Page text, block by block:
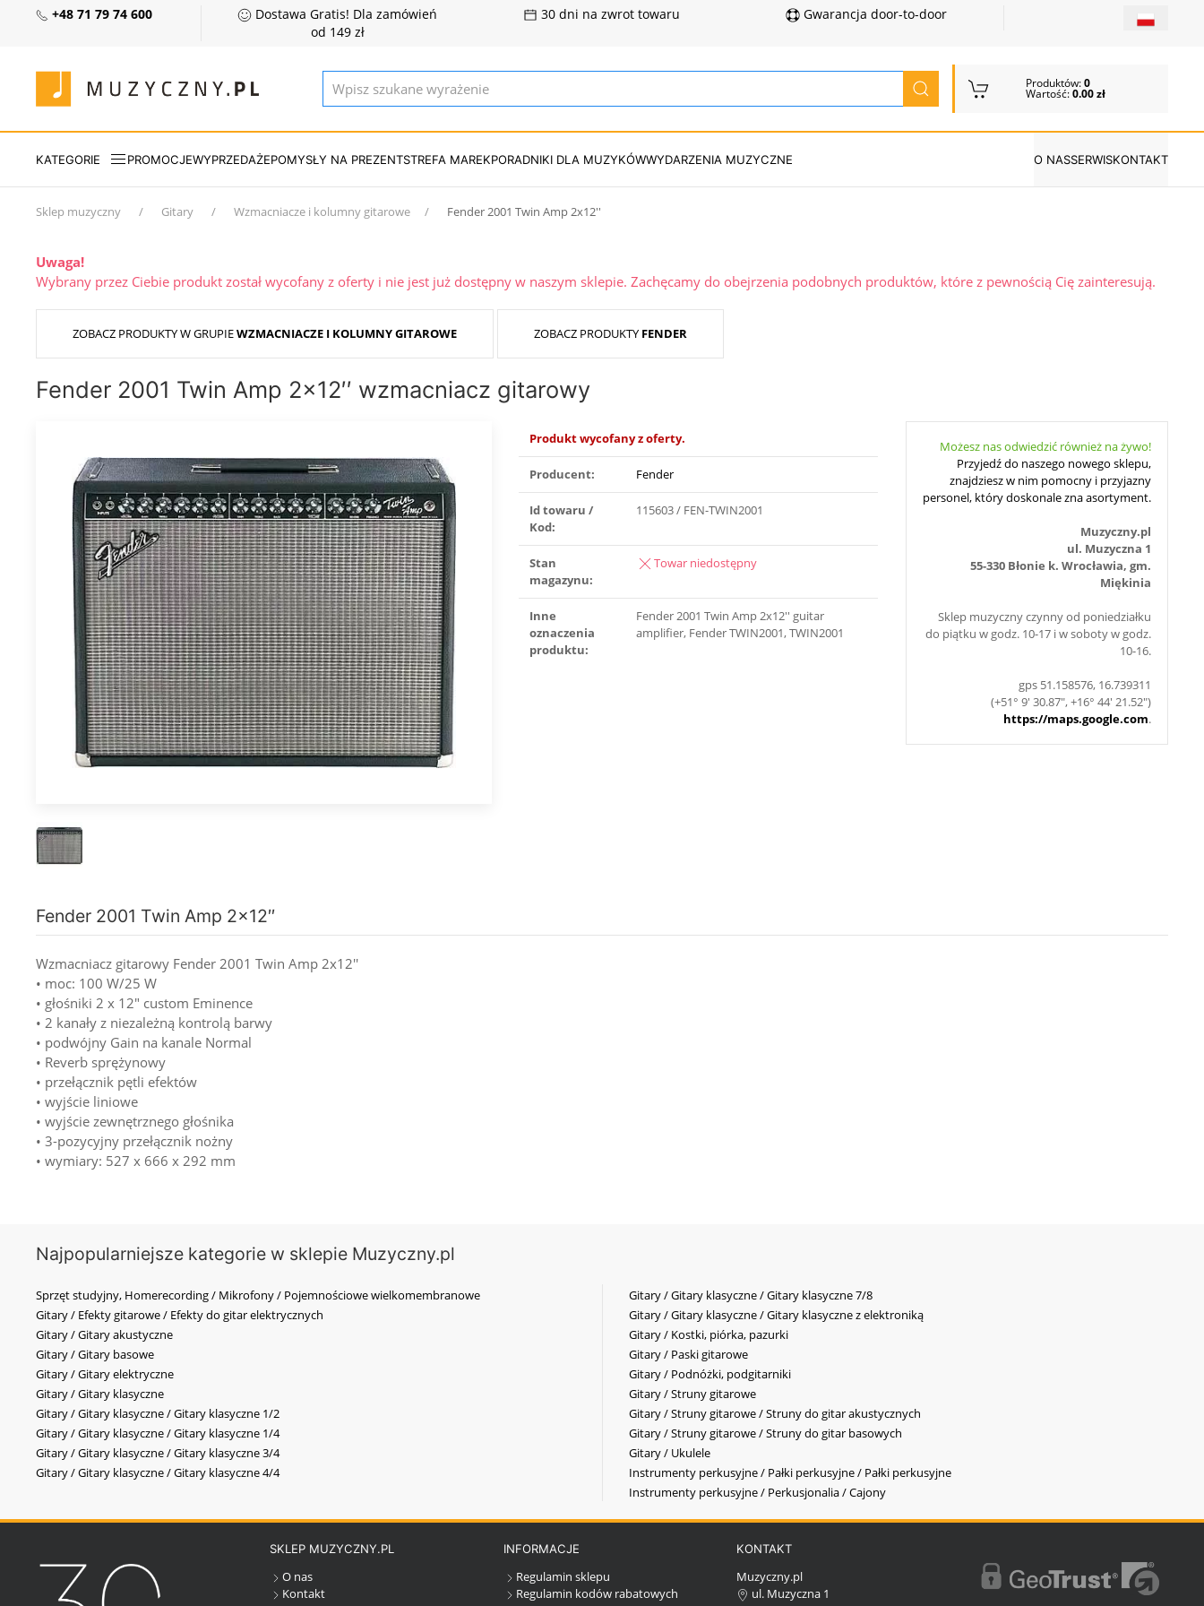
+48 71 79 74 600
Dostawa Gratis! Dla zamówień
od 149 zł
30 dni na zwrot towaru Gwarancja door-to-door
Produktów:0
Wartość:0.00 zł
KATEGORIE PROMOCJEWYPRZEDAŻEPOMYSŁY NA PREZENTSTREFA MAREKPORADNIKI DLA MUZYKÓWWYDARZENIA MUZYCZNE O NASSERWISKONTAKT
Sklep muzyczny Gitary Wzmacniacze i kolumny gitarowe Fender 2001 Twin Amp 2x12′′
Uwaga!
Wybrany przez Ciebie produkt został wycofany z oferty i nie jest już dostępny w naszym sklepie. Zachęcamy do obejrzenia podobnych produktów, które z pewnością Cię zainteresują.
ZOBACZ PRODUKTY W GRUPIEWZMACNIACZE I KOLUMNY GITAROWE ZOBACZ PRODUKTY FENDER
Fender 2001 Twin Amp 2x12′′ wzmacniacz gitarowy
Produkt wycofany z oferty.
Producent: Fender
Id towaru /
Kod:
115603 / FEN-TWIN2001
Stan
magazynu:
Towar niedostępny
Inne
oznaczenia
produktu:
Fender 2001 Twin Amp 2x12′′ guitar
amplifier, Fender TWIN2001, TWIN2001
Możesz nas odwiedzić również na żywo!
Przyjedź do naszego nowego sklepu,
znajdziesz w nim pomocny i przyjazny
personel, który doskonale zna asortyment.
Muzyczny.pl
ul. Muzyczna 1
55-330 Błonie k. Wrocławia, gm.
Miękinia
Sklep muzyczny czynny od poniedziałku
do piątku w godz. 10-17 i w soboty w godz.
10-16.
gps 51.158576, 16.739311
(+51° 9' 30.87", +16° 44' 21.52")
https://maps.google.com.
Fender 2001 Twin Amp 2x12′′
Wzmacniacz gitarowy Fender 2001 Twin Amp 2x12''
• moc: 100 W/25 W
• głośniki 2 x 12" custom Eminence
• 2 kanały z niezależną kontrolą barwy
• podwójny Gain na kanale Normal
• Reverb sprężynowy
• przełącznik pętli efektów
• wyjście liniowe
• wyjście zewnętrznego głośnika
• 3-pozycyjny przełącznik nożny
• wymiary: 527 x 666 x 292 mm
Najpopularniejsze kategorie w sklepie Muzyczny.pl
Sprzęt studyjny, Homerecording / Mikrofony / Pojemnościowe wielkomembranowe
Gitary / Efekty gitarowe / Efekty do gitar elektrycznych
Gitary / Gitary akustyczne
Gitary / Gitary basowe
Gitary / Gitary elektryczne
Gitary / Gitary klasyczne
Gitary / Gitary klasyczne / Gitary klasyczne 1/2
Gitary / Gitary klasyczne / Gitary klasyczne 1/4
Gitary / Gitary klasyczne / Gitary klasyczne 3/4
Gitary / Gitary klasyczne / Gitary klasyczne 4/4
Gitary / Gitary klasyczne / Gitary klasyczne 7/8
Gitary / Gitary klasyczne / Gitary klasyczne z elektroniką
Gitary / Kostki, piórka, pazurki
Gitary / Paski gitarowe
Gitary / Podnóżki, podgitarniki
Gitary / Struny gitarowe
Gitary / Struny gitarowe / Struny do gitar akustycznych
Gitary / Struny gitarowe / Struny do gitar basowych
Gitary / Ukulele
Instrumenty perkusyjne / Pałki perkusyjne / Pałki perkusyjne
Instrumenty perkusyjne / Perkusjonalia / Cajony
SKLEP MUZYCZNY.PL
O nas
Kontakt
INFORMACJE
Regulamin sklepu
Regulamin kodów rabatowych
KONTAKT
Muzyczny.pl
ul. Muzyczna 1